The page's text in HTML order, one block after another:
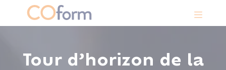
Tour d’horizon de la
Panneau de gestion des cookies